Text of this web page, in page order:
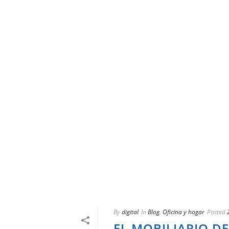
Bydigital In Blog, Oficina y hogar Posted